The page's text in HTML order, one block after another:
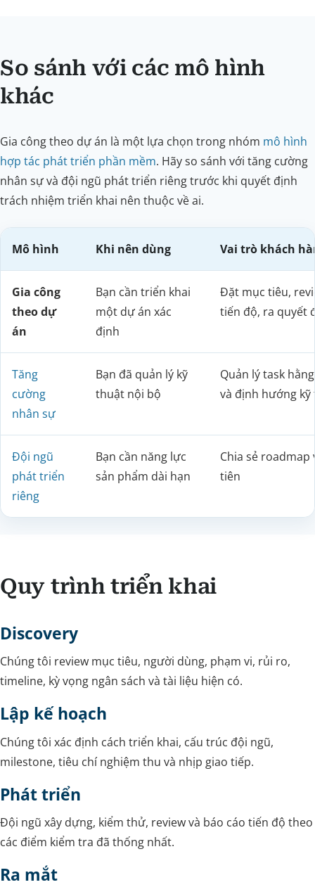
So sánh với các mô hình
khác
Gia công theo dự án là một lựa chọn trong nhóm mô hình
hợp tác phát triển phần mềm. Hãy so sánh với tăng cường
nhân sự và đội ngũ phát triển riêng trước khi quyết định
trách nhiệm triển khai nên thuộc về ai.
Mô hình Khi nên dùng Vai trò khách
Gia công
theo dự
án
Bạn cần triển khai
một dự án xác
định
Đặt mục tiêu,
tiến độ, ra quyết
Tăng
cường
nhân sự
Bạn đã quản lý kỹ
thuật nội bộ
Quản lý task
và định hướng
Đội ngũ
phát triển
riêng
Bạn cần năng lực
sản phẩm dài hạn
Chia sẻ roadmap
tiên
Quy trình triển khai
Discovery
Chúng tôi review mục tiêu, người dùng, phạm vi, rủi ro,
timeline, kỳ vọng ngân sách và tài liệu hiện có.
Lập kế hoạch
Chúng tôi xác định cách triển khai, cấu trúc đội ngũ,
milestone, tiêu chí nghiệm thu và nhịp giao tiếp.
Phát triển
Đội ngũ xây dựng, kiểm thử, review và báo cáo tiến độ theo
các điểm kiểm tra đã thống nhất.
Ra mắt